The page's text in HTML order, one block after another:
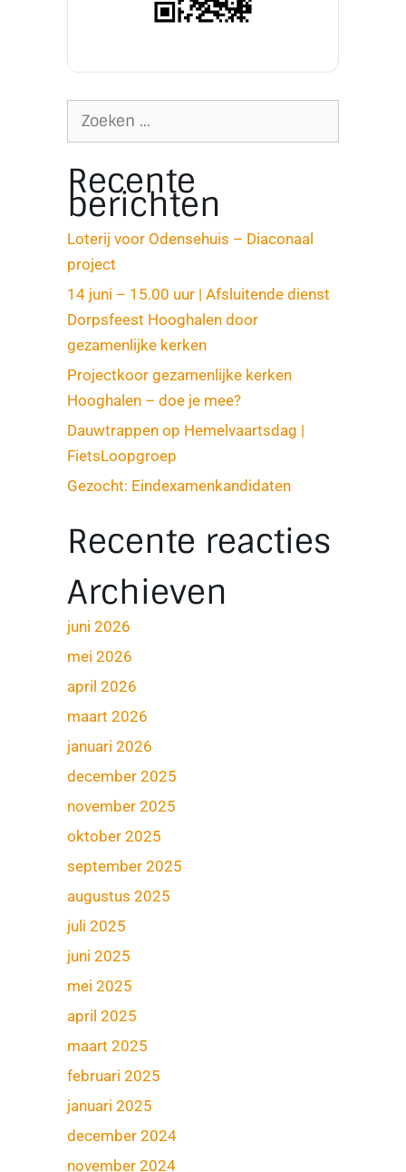
Recente
berichten
Loterij voor Odensehuis – Diaconaal
project
14 juni – 15.00 uur | Afsluitende dienst
Dorpsfeest Hooghalen door
gezamenlijke kerken
Projectkoor gezamenlijke kerken
Hooghalen – doe je mee?
Dauwtrappen op Hemelvaartsdag |
FietsLoopgroep
Gezocht: Eindexamenkandidaten
Recente reacties
Archieven
juni 2026
mei 2026
april 2026
maart 2026
januari 2026
december 2025
november 2025
oktober 2025
september 2025
augustus 2025
juli 2025
juni 2025
mei 2025
april 2025
maart 2025
februari 2025
januari 2025
december 2024
november 2024